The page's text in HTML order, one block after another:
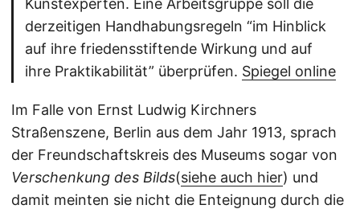
Kunstexperten. Eine Arbeitsgruppe soll die
derzeitigen Handhabungsregeln “im Hinblick
auf ihre friedensstiftende Wirkung und auf
ihre Praktikabilität” überprüfen. Spiegel online
Im Falle von Ernst Ludwig Kirchners
Straßenszene, Berlin aus dem Jahr 1913, sprach
der Freundschaftskreis des Museums sogar von
Verschenkung des Bilds(siehe auch hier) und
damit meinten sie nicht die Enteignung durch die